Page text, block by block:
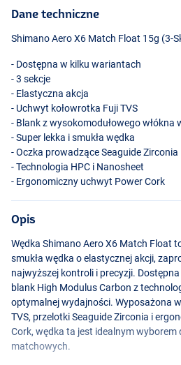
Dane techniczne
Shimano Aero X6 Match Float 15g (3-
- Dostępna w kilku wariantach
- 3 sekcje
- Elastyczna akcja
- Uchwyt kołowrotka FujiTVS
- Blank z wysokomodułowego włókna
- Super lekka i smukła wędka
- Oczka prowadzące Seaguide Zirconia
- Technologia HPC i Nanosheet
- Ergonomiczny uchwyt Power Cork
Opis
Wędka Shimano Aero X6 Match Float
smukła wędka o elastycznej akcji,
najwyższej kontroli i precyzji.
blank High Modulus Carbon z
optymalnej wydajności. Wyposażona
TVS, przelotki Seaguide Zirconia i
Cork, wędka ta jest idealnym
matchowych.